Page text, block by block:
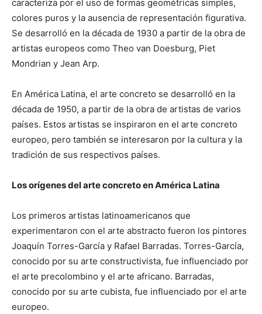
caracteriza por el uso de formas geométricas simples,
colores puros y la ausencia de representación figurativa.
Se desarrolló en la década de 1930 a partir de la obra de
artistas europeos como Theo van Doesburg, Piet
Mondrian y Jean Arp.
En América Latina, el arte concreto se desarrolló en la
década de 1950, a partir de la obra de artistas de varios
países. Estos artistas se inspiraron en el arte concreto
europeo, pero también se interesaron por la cultura y la
tradición de sus respectivos países.
Los orígenes del arte concreto en América Latina
Los primeros artistas latinoamericanos que
experimentaron con el arte abstracto fueron los pintores
Joaquín Torres-García y Rafael Barradas. Torres-García,
conocido por su arte constructivista, fue influenciado por
el arte precolombino y el arte africano. Barradas,
conocido por su arte cubista, fue influenciado por el arte
europeo.